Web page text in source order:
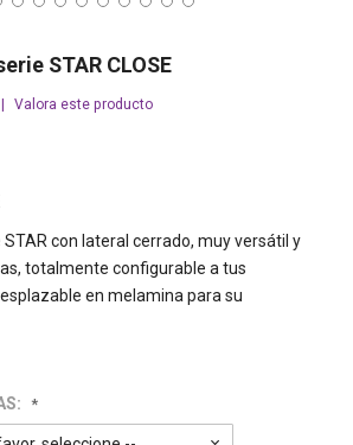
STAR CLOSE
Valora este producto
con lateral cerrado, muy versátil y
totalmente configurable a tus
en melamina para su